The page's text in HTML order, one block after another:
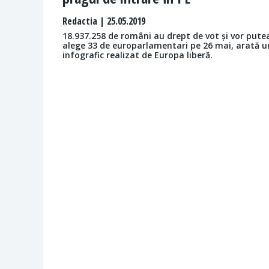
Redactia | 25.05.2019
18.937.258 de români au drept de vot și vor
alege 33 de europarlamentari pe 26 mai, arată
infografic realizat de Europa liberă.